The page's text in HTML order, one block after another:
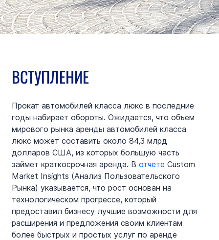
ВСТУПЛЕНИЕ
Прокат автомобилей класса люкс в последние
годы набирает обороты. Ожидается, что объем
мирового рынка аренды автомобилей класса
люкс может составить около 84,3 млрд
долларов США, из которых большую часть
займет краткосрочная аренда. В отчете Custom
Market Insights (Анализ Пользовательского
Рынка) указывается, что рост основан на
технологическом прогрессе, который
предоставил бизнесу лучшие возможности для
расширения и предложения своим клиентам
более быстрых и простых услуг по аренде